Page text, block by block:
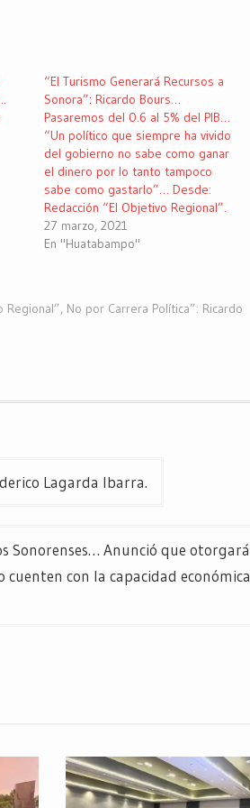
“El Turismo Generará Recursos a
Sonora”: Ricardo Bours…
Pasaremos del 0.6 al 5% del PIB…
“Un político que siempre ha vivido
del gobierno no sabe como ganar
el dinero por lo tanto tampoco
sabe como gastarlo”… Desde:
Redacción “El Objetivo Regional”.
27 marzo, 2021
En "Huatabampo"
Regional”, No por Carrera Política”: Ricardo
Lagarda Ibarra.
Sonorenses… Anunció que otorgará
con la capacidad económica